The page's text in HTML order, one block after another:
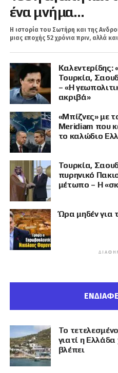
ένα μνήμα…
Η ιστορία του Σωτήρη και της
μιας εποχής 52 χρόνια πριν, αλλά
Καλεντερίδης:
Τουρκία,
– «Η
ακριβά»
«Μπίζνες» με
Meridiam που
το καλώδιο
Τουρκία,
πυρηνικό
μέτωπο – Η
Ώρα μηδέν για
Το
γιατί η
βλέπει